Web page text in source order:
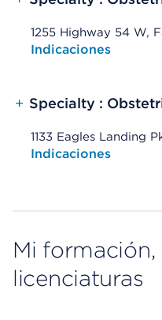
1255 Highway 54 W,
Opens native map
Indicaciones
+ Specialty :
1133 Eagles Landing
Opens native map
Indicaciones
Mi
licenciaturas